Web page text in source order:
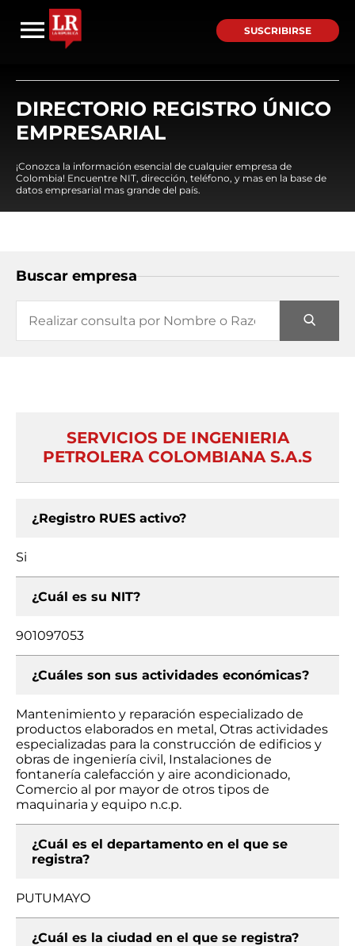
SUSCRIBIRSE
DIRECTORIO REGISTRO ÚNICO
EMPRESARIAL
¡Conozca la información esencial de cualquier empresa de
Colombia! Encuentre NIT, dirección, teléfono, y mas en la base de
datos empresarial mas grande del país.
Buscar empresa
SERVICIOS DE INGENIERIA
PETROLERA COLOMBIANA S.A.S
¿Registro RUES activo?
Si
¿Cuál es su NIT?
901097053
¿Cuáles son sus actividades económicas?
Mantenimiento y reparación especializado de
productos elaborados en metal, Otras actividades
especializadas para la construcción de edificios y
obras de ingeniería civil, Instalaciones de
fontanería calefacción y aire acondicionado,
Comercio al por mayor de otros tipos de
maquinaria y equipo n.c.p.
¿Cuál es el departamento en el que se
registra?
PUTUMAYO
¿Cuál es la ciudad en el que se registra?